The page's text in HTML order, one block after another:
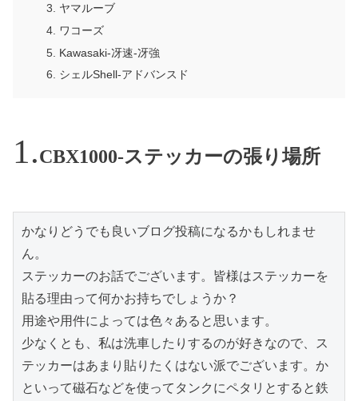
ヤマルーブ
ワコーズ
Kawasaki-冴速-冴強
シェルShell-アドバンスド
CBX1000-ステッカーの張り場所
かなりどうでも良いブログ投稿になるかもしれませ
ん。
ステッカーのお話でございます。皆様はステッカーを
貼る理由って何かお持ちでしょうか？
用途や用件によっては色々あると思います。
少なくとも、私は洗車したりするのが好きなので、ス
テッカーはあまり貼りたくはない派でございます。か
といって磁石などを使ってタンクにペタリとすると鉄